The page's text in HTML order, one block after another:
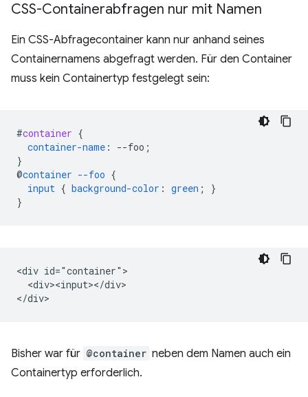
CSS-Containerabfragen nur mit Namen
Ein CSS-Abfragecontainer kann nur anhand seines
Containernamens abgefragt werden. Für den Container
muss kein Containertyp festgelegt sein:
#container {
container-name : --foo ;
}
@container --foo {
input { background-color : green ;
}
}
<div id="container">
  <div><input></div>
Bisher war für @container neben dem Namen auch ein
Containertyp erforderlich.